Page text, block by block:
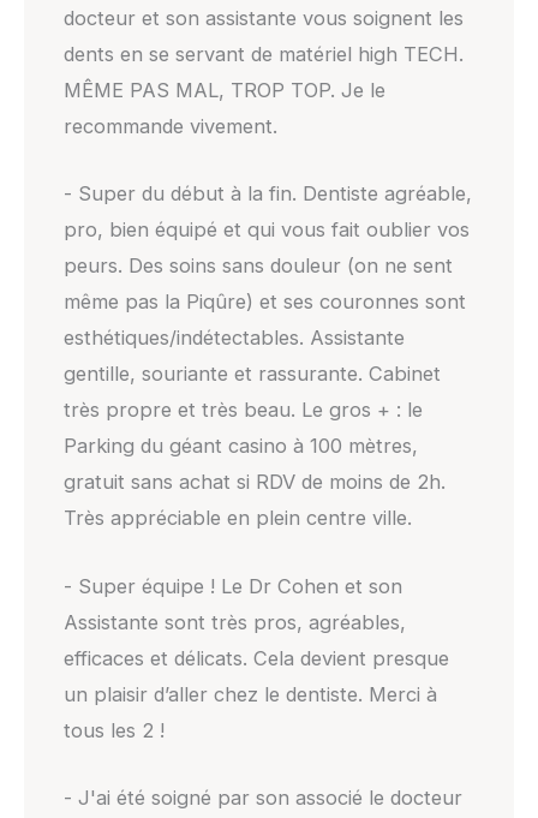
docteur et son assistante vous soignent les
dents en se servant de matériel high TECH.
MÊME PAS MAL, TROP TOP. Je le
recommande vivement.
- Super du début à la fin. Dentiste agréable,
pro, bien équipé et qui vous fait oublier vos
peurs. Des soins sans douleur (on ne sent
même pas la Piqûre) et ses couronnes sont
esthétiques/indétectables. Assistante
gentille, souriante et rassurante. Cabinet
très propre et très beau. Le gros + : le
Parking du géant casino à 100 mètres,
gratuit sans achat si RDV de moins de 2h.
Très appréciable en plein centre ville.
- Super équipe ! Le Dr Cohen et son
Assistante sont très pros, agréables,
efficaces et délicats. Cela devient presque
un plaisir d’aller chez le dentiste. Merci à
tous les 2 !
- J'ai été soigné par son associé le docteur